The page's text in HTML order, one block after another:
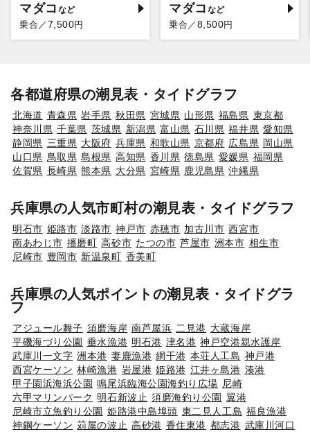
マダコ
乗合／ 7,500円
マダコ
乗合／ 8,500円
各都道府県の潮見表・タイドグラフ
北海道 青森県 岩手県 秋田県 宮城県 山形県 福島県 東京都
神奈川県 千葉県 茨城県 新潟県 富山県 石川県 福井県 愛知県
静岡県 三重県 大阪府 兵庫県 和歌山県 京都府 広島県 岡山県
山口県 鳥取県 島根県 高知県 香川県 徳島県 愛媛県 福岡県
佐賀県 長崎県 熊本県 大分県 宮崎県 鹿児島県 沖縄県
兵庫県の人気市町村の潮見表・タイドグラフ
明石市 姫路市 淡路市 神戸市 赤穂市 加古川市 西宮市
南あわじ市 播磨町 高砂市 たつの市 芦屋市 洲本市 相生市
尼崎市 豊岡市 新温泉町 香美町
兵庫県の人気ポイントの潮見表・タイドグラ
フ
アジュール舞子 須磨海岸 南芦屋浜 二見港 大蔵海岸
平磯海づり公園 垂水漁港 明石港 津名港 神戸空港親水護岸
武庫川一文字 洲本港 妻鹿漁港 網干港 本荘人工島 神戸港
西宮ケーソン 林崎漁港 岩屋港 姫路港 江井ヶ島港 湊港
甲子園浜海浜公園 鳴尾浜臨海公園海釣り広場 尼崎
六甲マリンパーク 明石新波止 須磨海釣り公園 翼港
尼崎市立魚釣り公園 姫路港中島埠頭 東二見人工島 福良漁港
神鋼ケーソン 苅屋の波止 高砂港 香住東港 都志港 武庫川河口